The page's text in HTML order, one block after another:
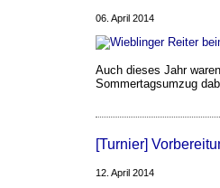
06. April 2014
Auch dieses Jahr
Sommertagsumzug
[Turnier]
12. April 2014